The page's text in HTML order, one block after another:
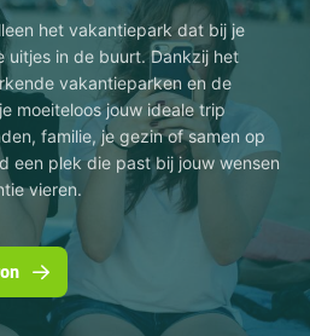
het vakantiepark dat bij je
uitjes in de buurt. Dankzij het
vakantieparken en de
moeiteloos jouw ideale trip
familie, je gezin of samen op
een plek die past bij jouw wensen
vieren.